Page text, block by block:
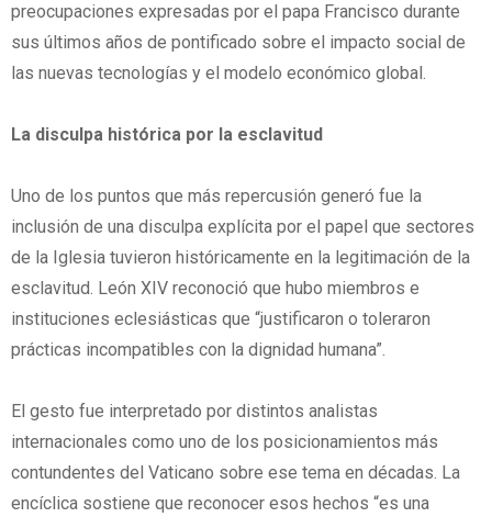
preocupaciones expresadas por el papa Francisco durante
sus últimos años de pontificado sobre el impacto social de
las nuevas tecnologías y el modelo económico global.
La disculpa histórica por la esclavitud
Uno de los puntos que más repercusión generó fue la
inclusión de una disculpa explícita por el papel que sectores
de la Iglesia tuvieron históricamente en la legitimación de la
esclavitud. León XIV reconoció que hubo miembros e
instituciones eclesiásticas que “justificaron o toleraron
prácticas incompatibles con la dignidad humana”.
El gesto fue interpretado por distintos analistas
internacionales como uno de los posicionamientos más
contundentes del Vaticano sobre ese tema en décadas. La
encíclica sostiene que reconocer esos hechos “es una